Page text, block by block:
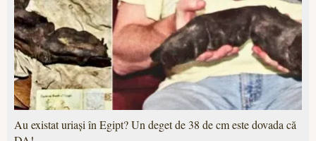
Au existat uriași în Egipt? Un deget de 38 de cm este dovada că